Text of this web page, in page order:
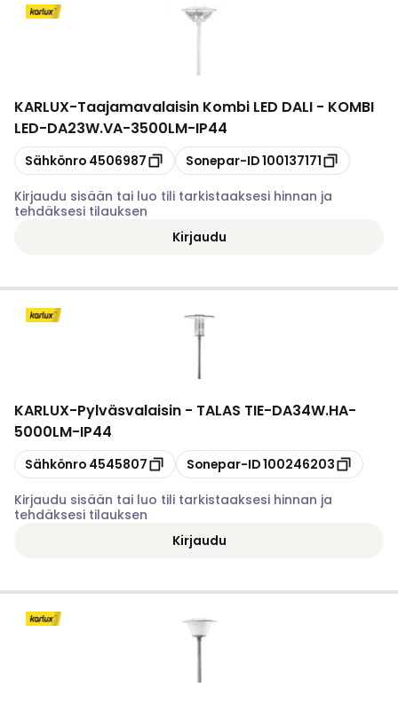
KARLUX-Taajamavalaisin Kombi LED DALI - KOMBI
LED-DA23W.VA-3500LM-IP44
Kopioi
Sähkönro 4506987 Kopioi
Sonepar-ID100137171
Kirjaudu sisään tai luo tili tarkistaaksesi hinnan ja
tehdäksesi tilauksen
Kirjaudu
KARLUX-Pylväsvalaisin - TALAS TIE-DA34W.HA-
5000LM-IP44
Kopioi
Sähkönro 4545807 Kopioi
Sonepar-ID100246203
Kirjaudu sisään tai luo tili tarkistaaksesi hinnan ja
tehdäksesi tilauksen
Kirjaudu